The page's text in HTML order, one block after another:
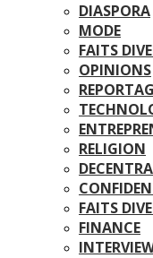
DIASPORA
MODE
FAITS
OPINIONS
RELIGION
FAITS
FINANCE